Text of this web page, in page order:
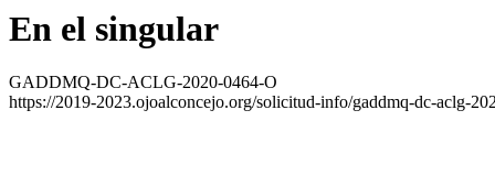
En el singular
GADDMQ-DC-ACLG-2020-0464-O
https://2019-2023.ojoalconcejo.org/solicitud-info/gaddmq-dc-aclg-